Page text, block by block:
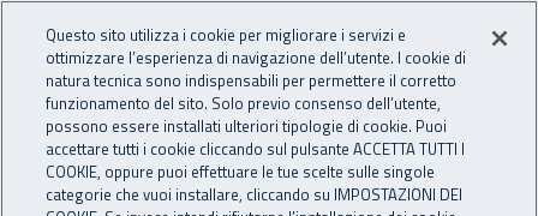
INAIL - Istituto Nazionale
Apri cerca
Navigazione principale
Navigazione - Ti trovi in:
Home Inail comunica Scadenze Scadenza
Questo sito utilizza i cookie per migliorare i servizi e
ottimizzare l’esperienza di navigazione dell’utente. I cookie di
natura tecnica sono indispensabili per permettere il corretto
funzionamento del sito. Solo previo consenso dell’utente,
possono essere installati ulteriori tipologie di cookie. Puoi
accettare tutti i cookie cliccando sul pulsante ACCETTA TUTTI I
COOKIE, oppure puoi effettuare le tue scelte sulle singole
categorie che vuoi installare, cliccando su IMPOSTAZIONI DEI